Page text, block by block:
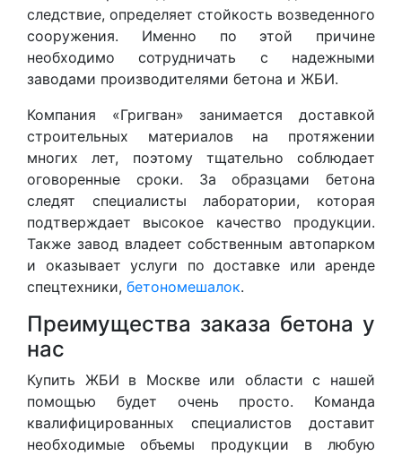
следствие, определяет стойкость возведенного
сооружения. Именно по этой причине
необходимо сотрудничать с надежными
заводами производителями бетона и ЖБИ.
Компания «Григван» занимается доставкой
строительных материалов на протяжении
многих лет, поэтому тщательно соблюдает
оговоренные сроки. За образцами бетона
следят специалисты лаборатории, которая
подтверждает высокое качество продукции.
Также завод владеет собственным автопарком
и оказывает услуги по доставке или аренде
спецтехники, бетономешалок.
Преимущества заказа бетона у
нас
Купить ЖБИ в Москве или области с нашей
помощью будет очень просто. Команда
квалифицированных специалистов доставит
необходимые объемы продукции в любую